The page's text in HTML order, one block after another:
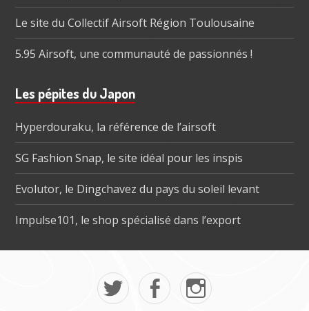
Le site du Collectif Airsoft Région Toulousaine
5.95 Airsoft, une communauté de passionnés !
Les pépites du Japon
Hyperdouraku, la référence de l’airsoft
SG Fashion Snap, le site idéal pour les inspis
Evolutor, le Dingchavez du pays du soleil levant
Impulse101, le shop spécialisé dans l’export
Mon
twitter
La
page
Mon
instagram